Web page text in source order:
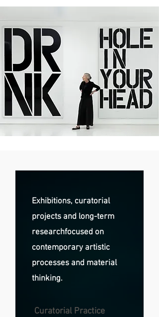
Curatorial Practice
Exhibitions, curatorial
projects and long-term
researchfocused on
contemporary artistic
processes and material
thinking.